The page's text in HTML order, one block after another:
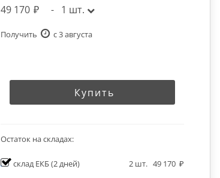
49 170 - 1 шт.
Получить c 3 августа
Купить
Остаток на складах:
склад ЕКБ(2 дней) 2 шт. 49 170